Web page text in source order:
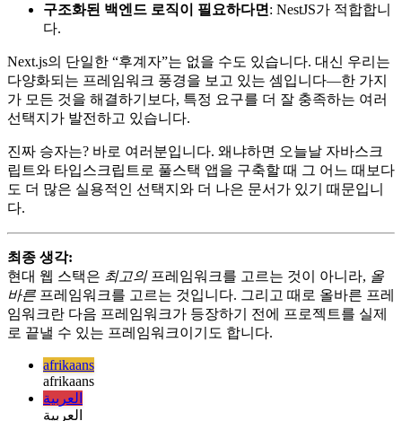
Vue의 개발자 친화성을 선호한다면
을 선택하세
요.
구조화된 백엔드 로직이 필요하다면 : NestJS가 적합합니
다.
Next.js의 단일한 “후계자”는 없을 수도 있습니다. 대신 우리는
다양화되는 프레임워크 풍경을 보고 있는 셈입니다—한 가지
가 모든 것을 해결하기보다, 특정 요구를 더 잘 충족하는 여러
선택지가 발전하고 있습니다.
진짜 승자는? 바로 여러분입니다. 왜냐하면 오늘날 자바스크
립트와 타입스크립트로 풀스택 앱을 구축할 때 그 어느 때보다
도 더 많은 실용적인 선택지와 더 나은 문서가 있기 때문입니
다.
최종 생각:
현대 웹 스택은 최고의프레임워크를 고르는 것이 아니라,
프레임워크를 고르는 것입니다. 그리고 때로 올바른 프레
임워크란 다음 프레임워크가 등장하기 전에 프로젝트를 실제
로 끝낼 수 있는 프레임워크이기도 합니다.